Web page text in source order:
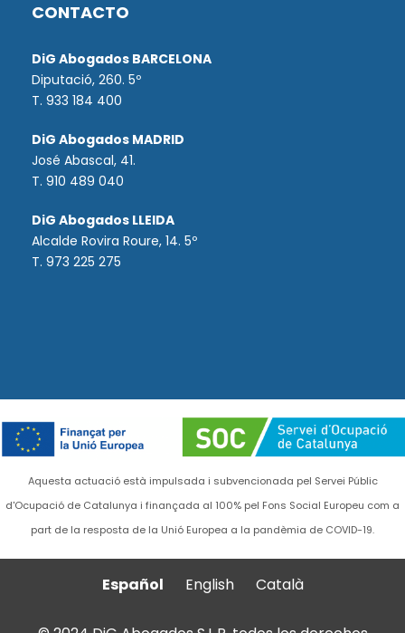
CONTACTO
DiG Abogados BARCELONA
Diputació, 260. 5º
T. 933 184 400
DiG Abogados MADRID
José Abascal, 41.
T. 910 489 040
DiG Abogados LLEIDA
Alcalde Rovira Roure, 14. 5º
T. 973 225 275
Aquesta actuació està impulsada i subvencionada pel Servei Públic
d'Ocupació de Catalunya i finançada al 100% pel Fons Social Europeu com a
part de la resposta de la Unió Europea a la pandèmia de COVID-19.
Español English Català